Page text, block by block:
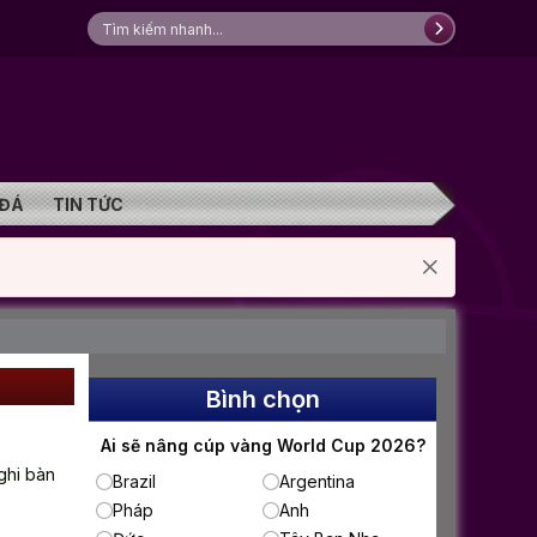
TIN TỨC
bàn
Bình chọn
Ai sẽ nâng cúp vàng World Cup 2026?
Brazil
Argentina
Pháp
Anh